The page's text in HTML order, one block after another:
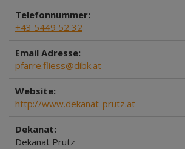
Telefonnummer:
+43 5449 52 32
Email Adresse:
pfarre.fliess@dibk.at
Website:
http://www.dekanat-prutz.at
Dekanat:
Dekanat Prutz